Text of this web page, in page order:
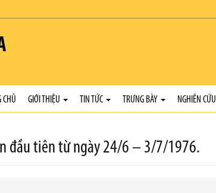
CHỦ GIỚI THIỆU TIN TỨC TRƯNG BÀY NGHIÊN CỨU
đầu tiên từ ngày 24/6 – 3/7/1976.